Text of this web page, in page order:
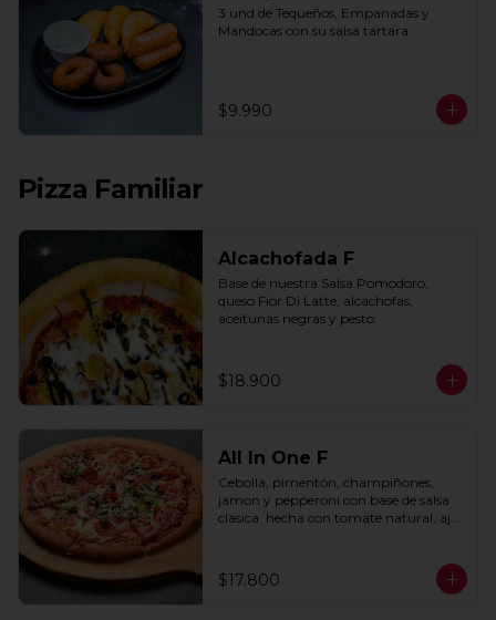
3 und de Tequeños, Empanadas y
Mandocas con su salsa tartara
$9.990
Pizza Familiar
Alcachofada F
Base de nuestra Salsa Pomodoro,
queso Fior Di Latte, alcachofas,
aceitunas negras y pesto.
$18.900
All In One F
Cebolla, pimentón, champiñones,
jamon y pepperoni con base de salsa
clasica  hecha con tomate natural, ajo,
$17.800